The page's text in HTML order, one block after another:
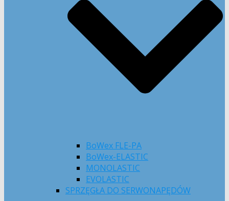
BoWex FLE-PA
BoWex-ELASTIC
MONOLASTIC
EVOLASTIC
SPRZĘGŁA DO SERWONAPĘDÓW